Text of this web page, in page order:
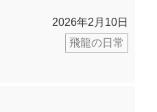
2026年2月10日
飛龍の日常